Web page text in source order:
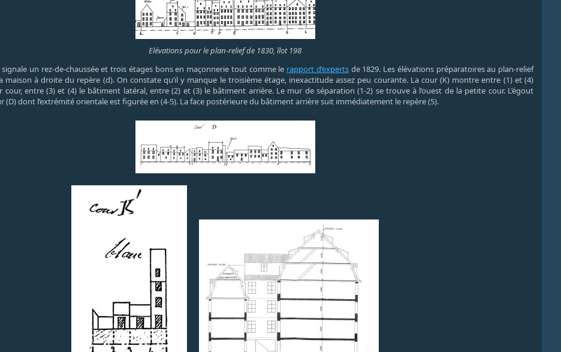
Elévations pour le plan-relief de 1830, îlot 198
signale un rez-de-chaussée et trois étages bons en maçonnerie tout comme le rapport d’expertsde 1829. Les élévations préparatoires au plan-relief
maison à droite du repère (d). On constate qu’il y manque le troisième étage, inexactitude assez peu courante. La cour (K) montre entre (1) et (4)
cour, entre (3) et (4) le bâtiment latéral, entre (2) et (3) le bâtiment arrière. Le mur de séparation (1-2) se trouve à l’ouest de la petite cour. L’égout
(D) dont l’extrémité orientale est figurée en (4-5). La face postérieure du bâtiment arrière suit immédiatement le repère (5).